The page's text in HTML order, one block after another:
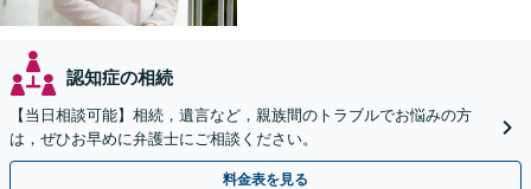
認知症の相続
【当日相談可能】相続，遺言など，親族間のトラブルでお悩みの方
は，ぜひお早めに弁護士にご相談ください。
料金表を見る